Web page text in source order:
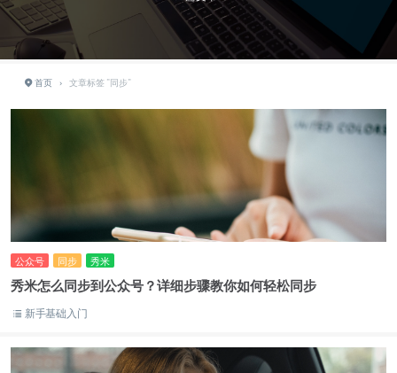
首页 › 文章标签 "同步"
公众号 同步 秀米
秀米怎么同步到公众号？详细步骤教你如何轻松同步
新手基础入门